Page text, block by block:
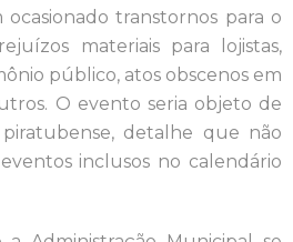
transtornos para o
materiais para lojistas,
público, atos obscenos em
O evento seria objeto de
piratubense, detalhe que não
inclusos no calendário